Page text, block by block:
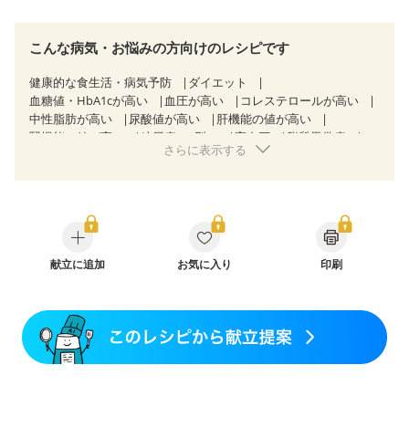
こんな病気・お悩みの方向けのレシピです
健康的な食生活・病気予防
ダイエット
血糖値・HbA1cが高い
血圧が高い
コレステロールが高い
中性脂肪が高い
尿酸値が高い
肝機能の値が高い
腎機能の値が高い
糖尿病（2型） 高血圧
脂質異常症
狭心症 心筋梗塞
CKD（ステージ３a）
乳がん（抗がん剤治療中）
乳がん（ホルモン療法中）
乳がん（放射線治療中）
乳がん治療を終えた方・経過観察中の方など
味の感じ方が変わった
妊婦健診・体重増加が気になる（初期）
妊婦健診・血圧が気になる（初期）
さらに表示する
献立に追加 お気に入り 印刷